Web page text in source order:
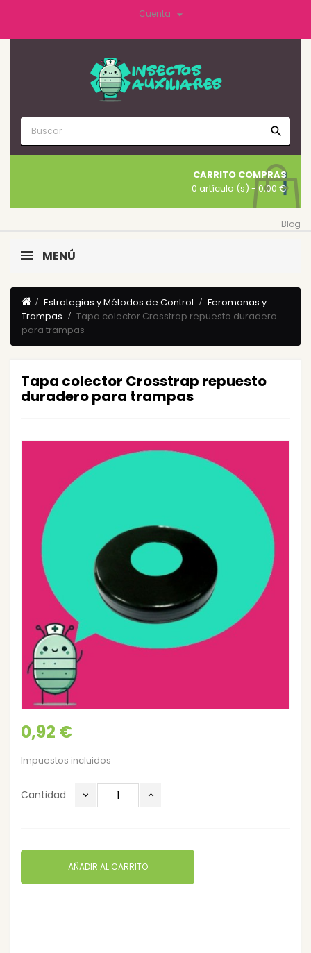
Cuenta 
search
CARRITO COMPRAS
0 artículo (s) - 0,00 €
Blog
MENÚ
Estrategias y Métodos de Control
Feromonas y
Trampas
Tapa colector Crosstrap repuesto duradero
para trampas
Tapa colector Crosstrap repuesto
duradero para trampas
0,92 €
Impuestos incluidos
Cantidad
AÑADIR AL CARRITO